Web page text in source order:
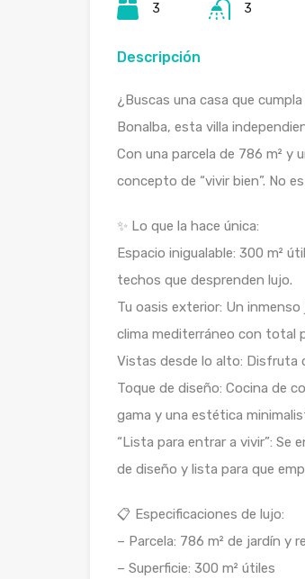
3 3
Descripción
¿Buscas una casa que
Bonalba, esta villa
Con una parcela de 786 m² y
concepto de “vivir bien”. No
✨ Lo que la hace única:
Espacio inigualable: 300 m²
techos que desprenden lujo.
Tu oasis exterior: Un
clima mediterráneo con total
Vistas desde lo alto: Disfruta
Toque de diseño: Cocina de
gama y una estética
“Lista para entrar a vivir”: Se
de diseño y lista para que
📋 Especificaciones de lujo:
– Parcela: 786 m² de jardín y
– Superficie: 300 m² útiles